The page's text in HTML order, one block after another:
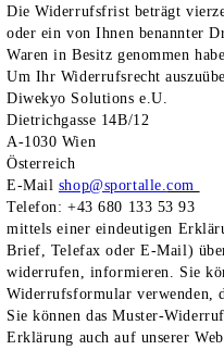
Die Widerrufsfrist beträgt
oder ein von Ihnen benannter
Waren in Besitz genommen
Um Ihr Widerrufsrecht
Diwekyo Solutions e.U.
Dietrichgasse 14B/12
A-1030 Wien
Österreich
E-Mail shop@sportalle.com
Telefon: +43 680 133 53 93
mittels einer eindeutigen
Brief, Telefax oder E-Mail)
widerrufen, informieren. Sie
Widerrufsformular verwenden,
Sie können das Muster-
Erklärung auch auf unserer